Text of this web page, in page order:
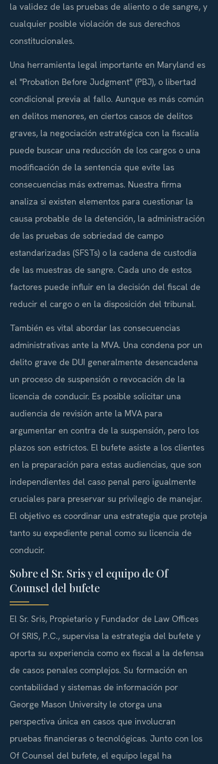
la validez de las pruebas de aliento o de sangre, y
cualquier posible violación de sus derechos
constitucionales.
Una herramienta legal importante en Maryland es
el "Probation Before Judgment" (PBJ), o libertad
condicional previa al fallo. Aunque es más común
en delitos menores, en ciertos casos de delitos
graves, la negociación estratégica con la fiscalía
puede buscar una reducción de los cargos o una
modificación de la sentencia que evite las
consecuencias más extremas. Nuestra firma
analiza si existen elementos para cuestionar la
causa probable de la detención, la administración
de las pruebas de sobriedad de campo
estandarizadas (SFSTs) o la cadena de custodia
de las muestras de sangre. Cada uno de estos
factores puede influir en la decisión del fiscal de
reducir el cargo o en la disposición del tribunal.
También es vital abordar las consecuencias
administrativas ante la MVA. Una condena por un
delito grave de DUI generalmente desencadena
un proceso de suspensión o revocación de la
licencia de conducir. Es posible solicitar una
audiencia de revisión ante la MVA para
argumentar en contra de la suspensión, pero los
plazos son estrictos. El bufete asiste a los clientes
en la preparación para estas audiencias, que son
independientes del caso penal pero igualmente
cruciales para preservar su privilegio de manejar.
El objetivo es coordinar una estrategia que proteja
tanto su expediente penal como su licencia de
conducir.
Sobre el Sr. Sris y el equipo de Of
Counsel del bufete
El Sr. Sris, Propietario y Fundador de Law Offices
Of SRIS, P.C., supervisa la estrategia del bufete y
aporta su experiencia como ex fiscal a la defensa
de casos penales complejos. Su formación en
contabilidad y sistemas de información por
George Mason University le otorga una
perspectiva única en casos que involucran
pruebas financieras o tecnológicas. Junto con los
Of Counsel del bufete, el equipo legal ha